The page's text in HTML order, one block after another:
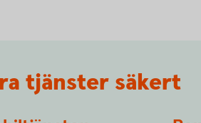
tjänster säkert